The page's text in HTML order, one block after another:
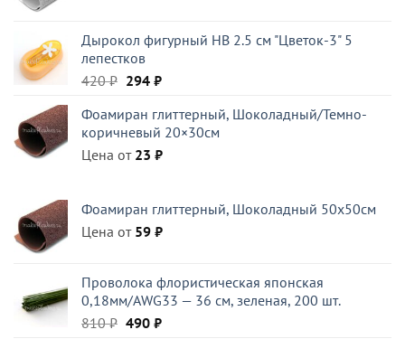
Дырокол фигурный HB 2.5 см "Цветок-3" 5
лепестков
420₽ Первоначальная
составляла
420 ₽.
294 ₽Текущая
294 ₽.
Фоамиран глиттерный, Шоколадный/Темно-
коричневый 20×30см
Цена от 23 ₽
Фоамиран глиттерный, Шоколадный 50x50см
Цена от 59 ₽
Проволока флористическая японская
0,18мм/AWG33 — 36 см, зеленая, 200 шт.
810₽ Первоначальная
490 ₽Текущая